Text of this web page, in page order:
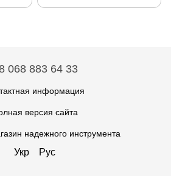
068 883 64 33
информация
версия сайта
надежного инструмента
Укр Рус